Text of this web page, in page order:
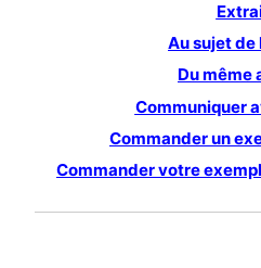
Au sujet de
Du même
Communiquer
Commander un
Commander votre